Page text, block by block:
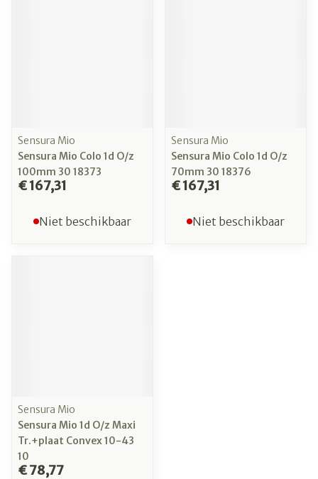
Sensura Mio
Sensura Mio Colo 1d O/z
100mm 30 18373
€ 167,31
Niet beschikbaar
Sensura Mio
Sensura Mio Colo 1d O/z
70mm 30 18376
€ 167,31
Niet beschikbaar
Sensura Mio
Sensura Mio 1d O/z Maxi
Tr.+plaat Convex 10-43
10
€ 78,77